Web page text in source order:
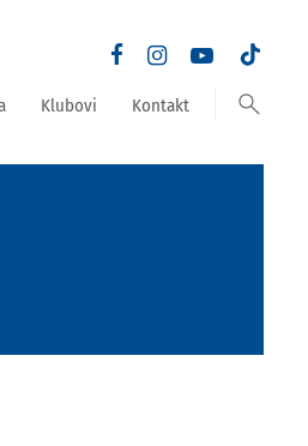
Klubovi Kontakt search